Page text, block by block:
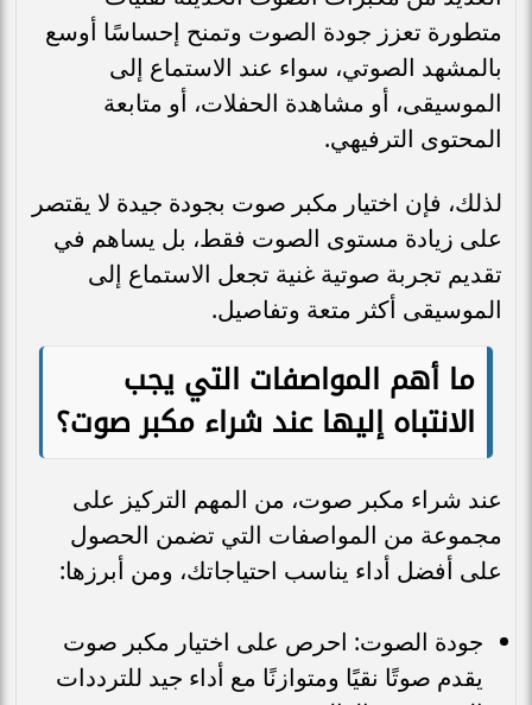
متطورة تعزز جودة الصوت وتمنح إحساسًا أوسع
بالمشهد الصوتي، سواء عند الاستماع إلى
الموسيقى، أو مشاهدة الحفلات، أو متابعة
المحتوى الترفيهي.
لذلك، فإن اختيار مكبر صوت بجودة جيدة لا يقتصر
على زيادة مستوى الصوت فقط، بل يساهم في
تقديم تجربة صوتية غنية تجعل الاستماع إلى
الموسيقى أكثر متعة وتفاصيل.
ما أهم المواصفات التي يجب
الانتباه إليها عند شراء مكبر صوت؟
عند شراء مكبر صوت، من المهم التركيز على
مجموعة من المواصفات التي تضمن الحصول
على أفضل أداء يناسب احتياجاتك، ومن أبرزها:
جودة الصوت: احرص على اختيار مكبر صوت
يقدم صوتًا نقيًا ومتوازنًا مع أداء جيد للترددات